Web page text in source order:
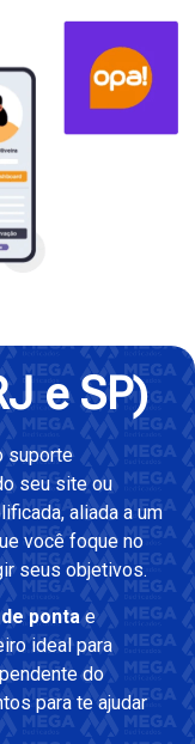
e SP)
suporte
seu site ou
aliada a um
você foque no
seus objetivos.
pontae
ideal para
do
para te ajudar